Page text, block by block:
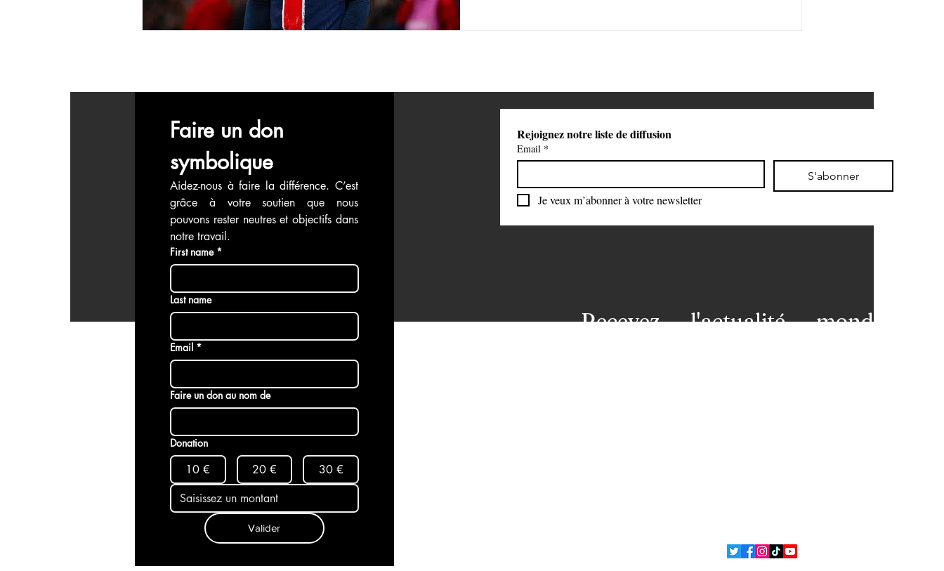
Rejoignez notre liste de diffusion
Email *
S'abonner
Je veux m’abonner à votre newsletter
Faire un don
symbolique
Aidez-nous à faire la différence. C’est
grâce à votre soutien que nous
pouvons rester neutres et objectifs dans
notre travail.
First name *
Last name
Email *
Faire un don au nom de
Donation
10 € 20 € 30 €
Valider
Recevez l'actualité mondiale